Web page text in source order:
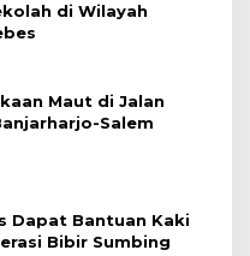
di Wilayah
Maut di Jalan
Salem
Dapat Bantuan Kaki
Bibir Sumbing